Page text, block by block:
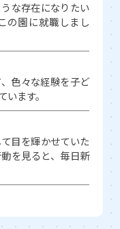
な存在になりたい
の園に就職しまし
色々な経験を子ど
ます。
目を輝かせていた
を見ると、毎日新